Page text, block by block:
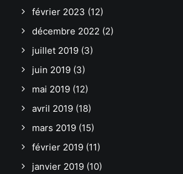
février 2023 (12)
décembre 2022 (2)
juillet 2019 (3)
juin 2019 (3)
mai 2019 (12)
avril 2019 (18)
mars 2019 (15)
février 2019 (11)
janvier 2019 (10)